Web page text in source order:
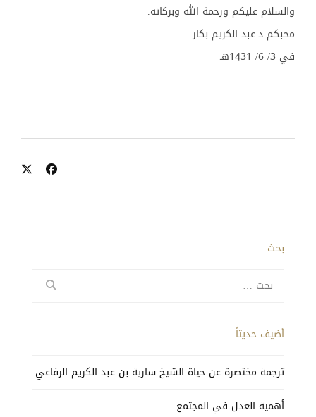
والسلام عليكم ورحمة الله وبركاته.
محبكم د.عبد الكريم بكار
في 3/ 6/ 1431هـ
بحث
عن:
أضيف حديثاً
ترجمة مختصرة عن حياة الشيخ سارية بن عبد الكريم الرفاعي
أهمية العدل في المجتمع